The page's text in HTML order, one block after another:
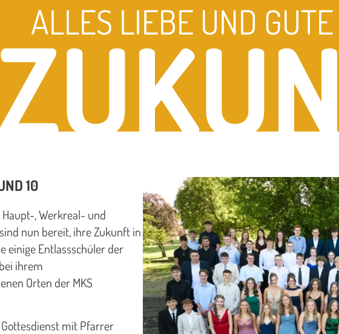
ALLES LIEBE UND
10
Haupt-, Werkreal- und
nun bereit, ihre Zukunft in
einige Entlassschüler der
ihrem
Orten der MKS
mit Pfarrer